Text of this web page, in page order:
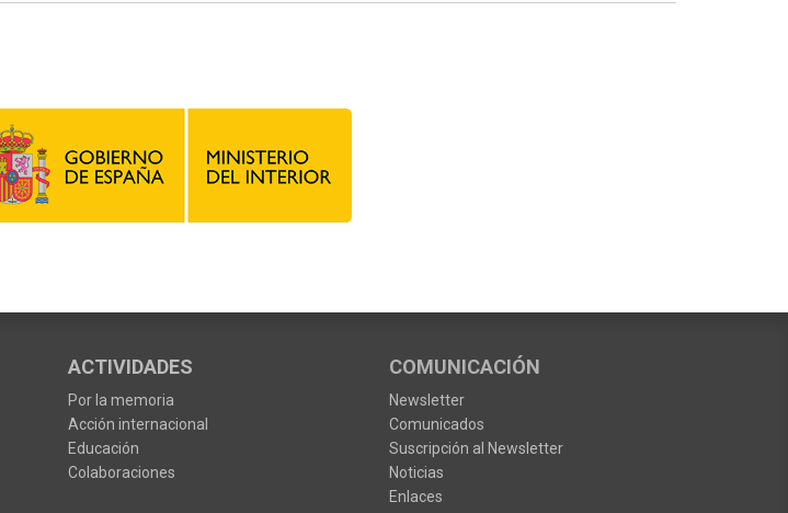
ACTIVIDADES
Por la memoria
Acción internacional
Educación
Colaboraciones
COMUNICACIÓN
Newsletter
Comunicados
Suscripción al Newsletter
Noticias
Enlaces